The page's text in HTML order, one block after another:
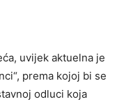
uvijek aktuelna je
prema kojoj bi se
odluci koja